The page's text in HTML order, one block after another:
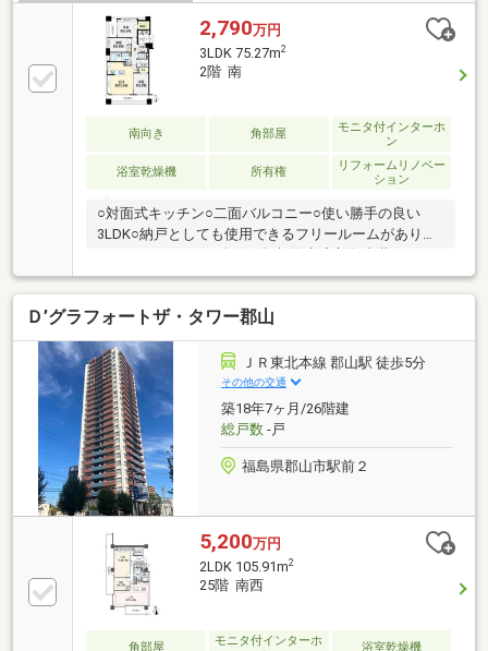
2,790万円
3LDK 75.27m2
2階 南
南向き 角部屋
モニタ付インターホ
ン
浴室乾燥機 所有権
リフォームリノベー
ション
○対面式キッチン○二面バルコニー○使い勝手の良い
3LDK○納戸としても使用できるフリールームがありま
ーム物件（2026年6月中旬完了予定）◇◆ システムキ
ッチン交換（ビルトイン食洗器/浄水器一体型水栓/ガ
ラストップコンロ）ユニットバス交換（1418/浴室換
気乾燥暖房機/追い炊き機能）、洗面化粧台交換、洗濯
用防水パン・水栓交換、一体型シャワートイレ交換、
給湯器交換、全フローリング貼替え、全建具交換、
壁・天井クロス張替え、LED照明器具取付、エアコン1
基設置、ハウスクリーニングetc...
Ｄ’グラフォートザ・タワー郡山
ＪＲ東北本線 郡山駅 徒歩5分
その他の交通
築18年7ヶ月/26階建
総戸数-戸
福島県郡山市駅前２
5,200万円
2LDK 105.91m2
25階 南西
角部屋
モニタ付インターホ
浴室乾燥機